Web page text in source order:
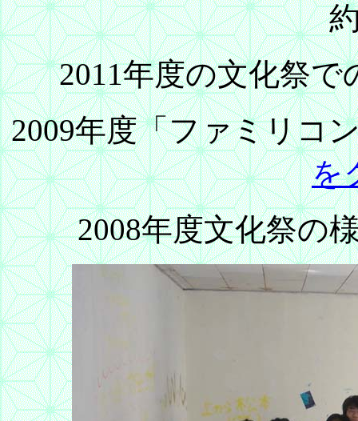
2011年度の文化祭で
2009年度「ファミリコ
を
2008年度文化祭の